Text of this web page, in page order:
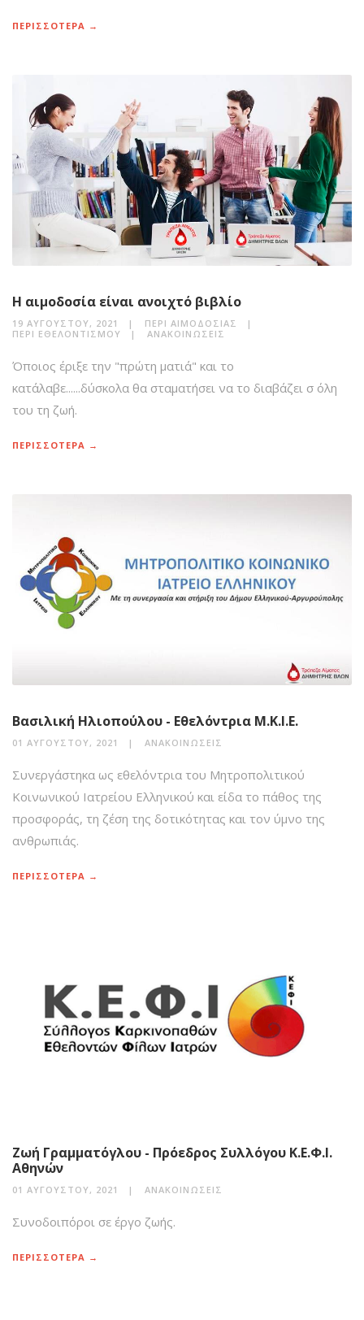
ΠΕΡΙΣΣΟΤΕΡΑ →
Η αιμοδοσία είναι ανοιχτό βιβλίο
19 ΑΥΓΟΎΣΤΟΥ, 2021
ΠΕΡΊ ΑΙΜΟΔΟΣΊΑΣ
ΠΕΡΊ ΕΘΕΛΟΝΤΙΣΜΟΎ
ΑΝΑΚΟΙΝΏΣΕΙΣ
Όποιος έριξε την "πρώτη ματιά" και το
κατάλαβε......δύσκολα θα σταματήσει να το διαβάζει σ όλη
του τη ζωή.
ΠΕΡΙΣΣΟΤΕΡΑ →
Βασιλική Ηλιοπούλου - Εθελόντρια Μ.Κ.Ι.Ε.
01 ΑΥΓΟΎΣΤΟΥ, 2021 ΑΝΑΚΟΙΝΏΣΕΙΣ
Συνεργάστηκα ως εθελόντρια του Μητροπολιτικού
Κοινωνικού Ιατρείου Ελληνικού και είδα το πάθος της
προσφοράς, τη ζέση της δοτικότητας και τον ύμνο της
ανθρωπιάς.
ΠΕΡΙΣΣΟΤΕΡΑ →
Ζωή Γραμματόγλου - Πρόεδρος Συλλόγου Κ.Ε.Φ.Ι.
Αθηνών
01 ΑΥΓΟΎΣΤΟΥ, 2021 ΑΝΑΚΟΙΝΏΣΕΙΣ
Συνοδοιπόροι σε έργο ζωής.
ΠΕΡΙΣΣΟΤΕΡΑ →